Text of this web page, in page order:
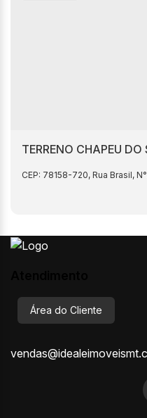
TERRENO CHAPEU DO
CEP: 78158-720, Rua Brasil,
Área do Cliente